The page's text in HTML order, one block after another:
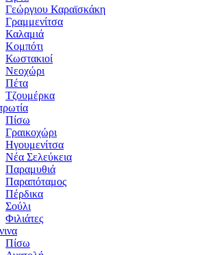
Γεώργιου Καραϊσκάκη
Γραμμενίτσα
Καλαμιά
Κομπότι
Κωστακιοί
Νεοχώρι
Πέτα
Τζουμέρκα
Πίσω
Γραικοχώρι
Ηγουμενίτσα
Νέα Σελεύκεια
Παραμυθιά
Παραπόταμος
Πέρδικα
Σούλι
Φιλιάτες
Πίσω